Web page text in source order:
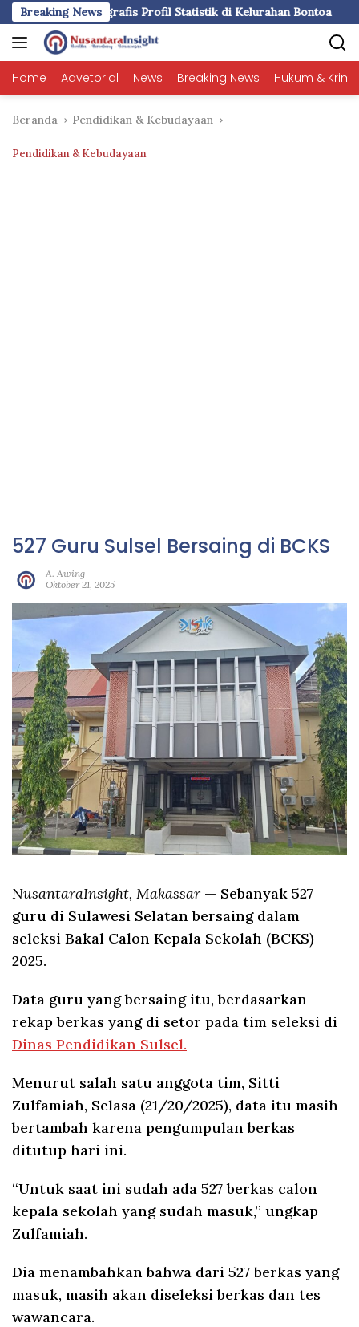
Langsung
ke
konten
Breaking News
Statistik di Kelurahan Bontoa LDII Sulsel dan SPN
Home Advetorial News Breaking News Hukum &
Beranda Pendidikan & Kebudayaan
Pendidikan & Kebudayaan
527 Guru Sulsel Bersaing di BCKS
A. Awing
Oktober 21, 2025
NusantaraInsight, Makassar — Sebanyak 527
guru di Sulawesi Selatan bersaing dalam
seleksi Bakal Calon Kepala Sekolah (BCKS)
2025.
Data guru yang bersaing itu, berdasarkan
rekap berkas yang di setor pada tim seleksi di
Dinas Pendidikan Sulsel.
Menurut salah satu anggota tim, Sitti
Zulfamiah, Selasa (21/20/2025), data itu masih
bertambah karena pengumpulan berkas
ditutup hari ini.
“Untuk saat ini sudah ada 527 berkas calon
kepala sekolah yang sudah masuk,” ungkap
Zulfamiah.
Dia menambahkan bahwa dari 527 berkas yang
masuk, masih akan diseleksi berkas dan tes
wawancara.